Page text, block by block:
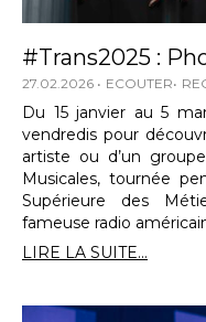
#Trans2025 :
27.02.2026 ECOUTER
Du 15 janvier au 5
vendredis pour
artiste ou d’un
Musicales, tournée
Supérieure des
fameuse radio
LIRE LA SUITE...